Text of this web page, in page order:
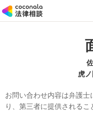
虎
お問い合わせ内容は弁護
り、第三者に提供されるこ